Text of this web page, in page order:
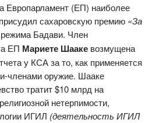
Европарламент (ЕП) наиболее
сахаровскую премию «За
режима Бадави. Член
ЕП Мариете Шааке возмущена
у КСА за то, как применяется
членами оружие. Шааке
тратит $10 млрд на
нетерпимости,
ИГИЛ (деятельность ИГИЛ